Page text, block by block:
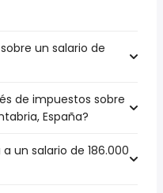
un salario de
de impuestos sobre
España?
un salario de 186.000